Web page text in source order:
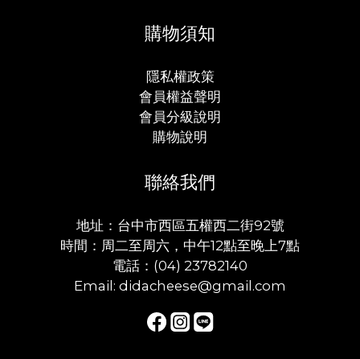
購物須知
隱私權政策
會員權益聲明
會員分級說明
購物說明
聯絡我們
地址：台中市西區五權西二街92號
時間：周二至周六，中午12點至晚上7點
電話：(04) 23782140
Email: didacheese@gmail.com